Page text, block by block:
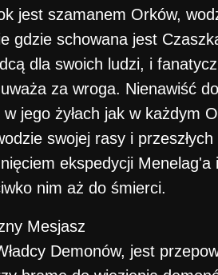
jest szamanem Orków,
gdzie schowana jest
dla swoich ludzi, i
za wroga. Nienawiść
w jego żyłach jak w każdym
swojej rasy i
ekspedycji Menelag'a
nim aż do śmierci.
Mesjasz
Demonów, jest